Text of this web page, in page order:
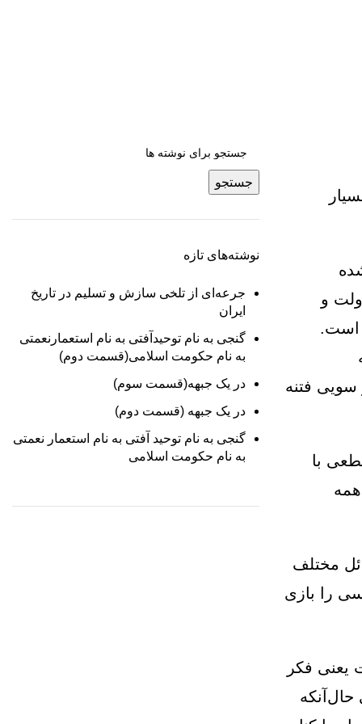
و
است.
فتنه
با
مختلف
را بازی
یعنی فکر
جستجو
نوشته‌های تازه
جرعه‌ای از تلخی سازش و تسلیم در تاریخ
ایران
گنجی به نام توحیدآفتی به نام استعمارنعمتی
به نام حکومت اسلامی(قسمت دوم)
در یک جبهه(قسمت سوم)
در یک جبهه (قسمت دوم)
گنجی به نام توحید آفتی به نام استعمار نعمتی
به نام حکومت اسلامی